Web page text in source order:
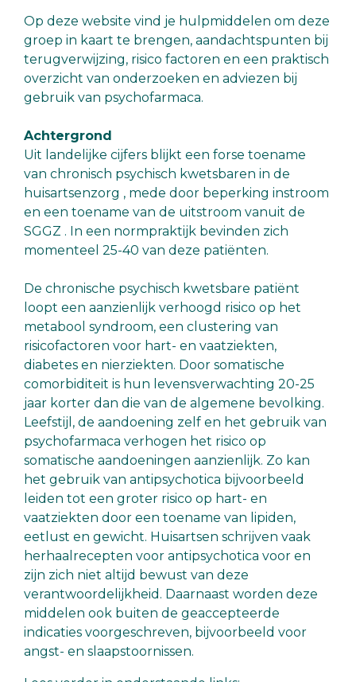
Op deze website vind je hulpmiddelen om deze
groep in kaart te brengen, aandachtspunten bij
terugverwijzing, risico factoren en een praktisch
overzicht van onderzoeken en adviezen bij
gebruik van psychofarmaca.
Achtergrond
Uit landelijke cijfers blijkt een forse toename
van chronisch psychisch kwetsbaren in de
huisartsenzorg , mede door beperking instroom
en een toename van de uitstroom vanuit de
SGGZ . In een normpraktijk bevinden zich
momenteel 25-40 van deze patiënten.
De chronische psychisch kwetsbare patiënt
loopt een aanzienlijk verhoogd risico op het
metabool syndroom, een clustering van
risicofactoren voor hart- en vaatziekten,
diabetes en nierziekten. Door somatische
comorbiditeit is hun levensverwachting 20-25
jaar korter dan die van de algemene bevolking.
Leefstijl, de aandoening zelf en het gebruik van
psychofarmaca verhogen het risico op
somatische aandoeningen aanzienlijk. Zo kan
het gebruik van antipsychotica bijvoorbeeld
leiden tot een groter risico op hart- en
vaatziekten door een toename van lipiden,
eetlust en gewicht. Huisartsen schrijven vaak
herhaalrecepten voor antipsychotica voor en
zijn zich niet altijd bewust van deze
verantwoordelijkheid. Daarnaast worden deze
middelen ook buiten de geaccepteerde
indicaties voorgeschreven, bijvoorbeeld voor
angst- en slaapstoornissen.